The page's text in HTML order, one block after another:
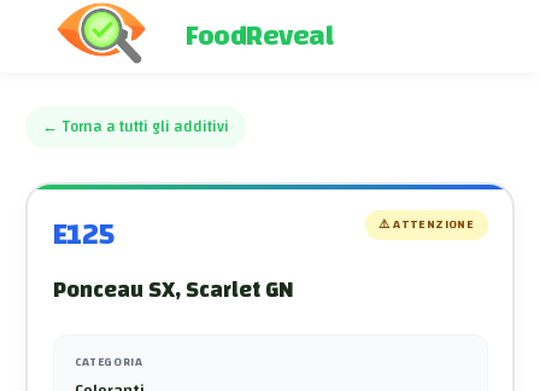
FoodReveal
← Torna a tutti gli additivi
E125 ⚠️ATTENZIONE
Ponceau SX, Scarlet GN
CATEGORIA